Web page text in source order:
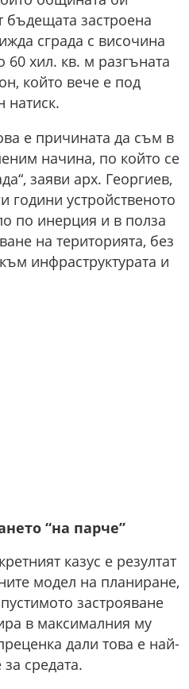
бъдещата застроена
сграда с височина
60 хил. кв. м разгъната
който вече е под
натиск.
е причината да съм в
начина, по който се
заяви арх. Георгиев,
години устройственото
по инерция и в полза
на територията, без
инфраструктурата и
“на парче”
казус е резултат
модел на планиране,
застрояване
в максималния му
дали това е най-
средата.